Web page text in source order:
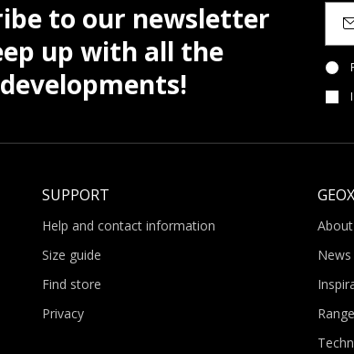
to our newsletter
up with all the
SUPPORT
Help and contact information
Size guide
Find store
Privacy
News